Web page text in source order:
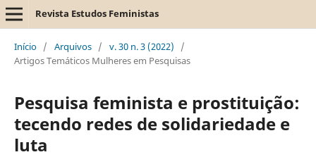
Revista Estudos Feministas
Início / Arquivos / v. 30 n. 3 (2022)
/
Artigos Temáticos Mulheres em Pesquisas
Pesquisa feminista e prostituição:
tecendo redes de solidariedade e
luta